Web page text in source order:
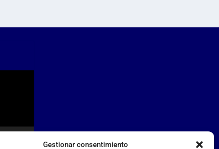
Gestionar consentimiento